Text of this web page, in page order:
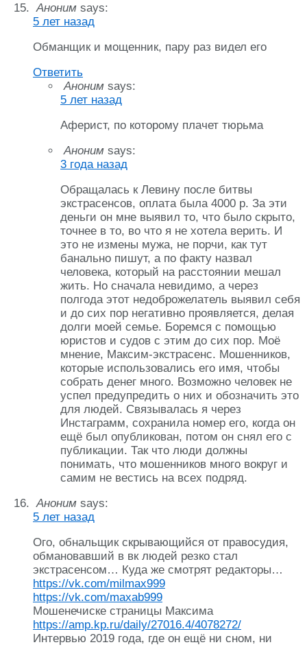
Аноним says:
5 лет назад
Обманщик и мощенник, пару раз видел его
Ответить
Аноним says:
5 лет назад
Аферист, по которому плачет тюрьма
Аноним says:
3 года назад
Обращалась к Левину после битвы
экстрасенсов, оплата была 4000 р. За эти
деньги он мне выявил то, что было скрыто,
точнее в то, во что я не хотела верить. И
это не измены мужа, не порчи, как тут
банально пишут, а по факту назвал
человека, который на расстоянии мешал
жить. Но сначала невидимо, а через
полгода этот недоброжелатель выявил себя
и до сих пор негативно проявляется, делая
долги моей семье. Боремся с помощью
юристов и судов с этим до сих пор. Моё
мнение, Максим-экстрасенс. Мошенников,
которые использовались его имя, чтобы
собрать денег много. Возможно человек не
успел предупредить о них и обозначить это
для людей. Связывалась я через
Инстаграмм, сохранила номер его, когда он
ещё был опубликован, потом он снял его с
публикации. Так что люди должны
понимать, что мошенников много вокруг и
самим не вестись на всех подряд.
Аноним says:
5 лет назад
Ого, обнальщик скрывающийся от правосудия,
обмановавший в вк людей резко стал
экстрасенсом… Куда же смотрят редакторы…
https://vk.com/milmax999
https://vk.com/maxab999
Мошенечиске страницы Максима
https://amp.kp.ru/daily/27016.4/4078272/
Интервью 2019 года, где он ещё ни сном, ни